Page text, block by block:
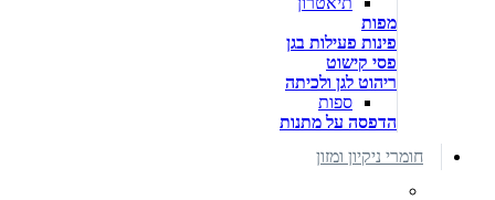
מפות
פינות פעילות בגן
פסי קישוט
ריהוט לגן ולכיתה
ספות
הדפסה על מתנות
חומרי ניקיון ומזון